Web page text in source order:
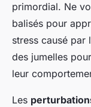
primordial. Ne
balisés pour
stress causé par
des jumelles
leur
Les